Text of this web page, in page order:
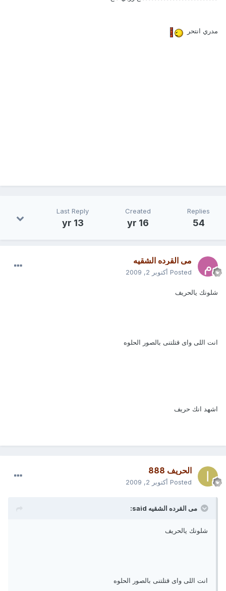
مدري انتحر
Replies
54
Created
16 yr
Last Reply
13 yr
مى القرده الشقيه
Posted أكتوبر 2, 2009
شلونك يالحريف
انت اللى واى قتلتنى بالصور الحلوه
اشهد انك حريف
الحريف 888
Posted أكتوبر 2, 2009
مى القرده الشقيه said:
شلونك يالحريف
انت اللى واى قتلتنى بالصور الحلوه